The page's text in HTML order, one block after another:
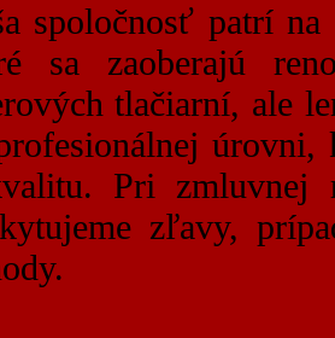
spoločnosť patrí
sa zaoberajú
tlačiarní, ale
úrovni,
Pri zmluvnej
zľavy,